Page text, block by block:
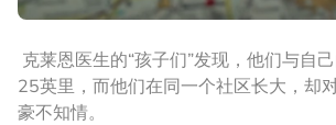
克莱恩医生的“孩子们”发现，他们与自
25英里，而他们在同一个社区长大，却
豪不知情。